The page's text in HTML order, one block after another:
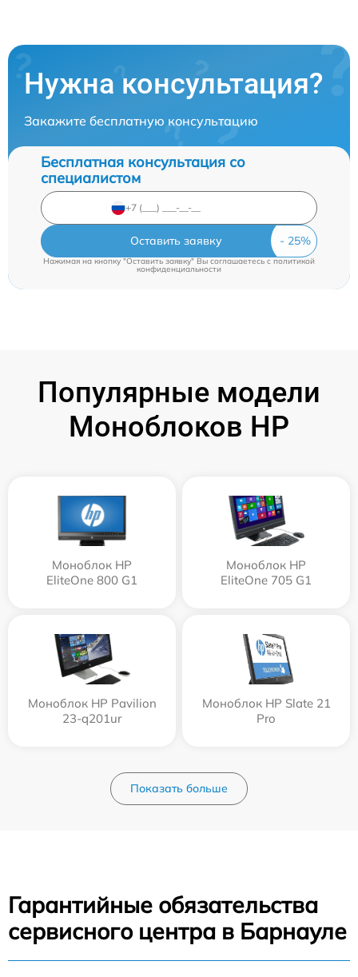
Нужна консультация?
Закажите бесплатную консультацию
Бесплатная консультация со
специалистом
Оставить заявку
Нажимая на кнопку "Оставить заявку" Вы соглашаетесь cполитикой
конфиденциальности
Популярные модели
Моноблоков HP
Моноблок HP
EliteOne 800 G1
Моноблок HP
EliteOne 705 G1
Моноблок HP Pavilion
23-q201ur
Моноблок HP Slate 21
Pro
Показать больше
Гарантийные обязательства
сервисного центра в Барнауле